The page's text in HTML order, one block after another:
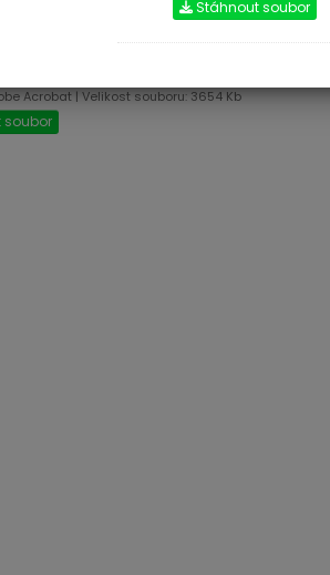
Acrobat | Velikost souboru: 1480 Kb
Acrobat | Velikost souboru: 3654 Kb
soubor
Stáhnout soubor